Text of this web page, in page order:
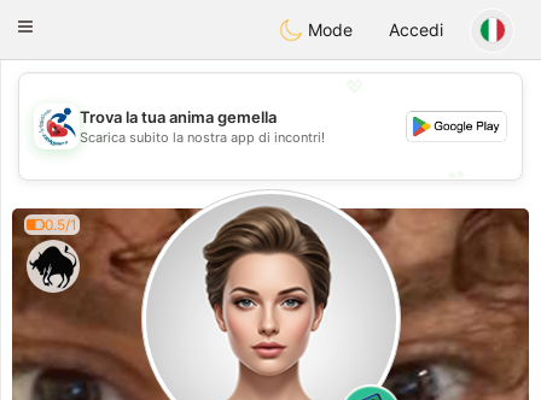
Handi Space
Toggle
Mode Accedi
💖
💕
Trova la tua anima gemella
Scarica subito la nostra app di incontri!
0.5/1